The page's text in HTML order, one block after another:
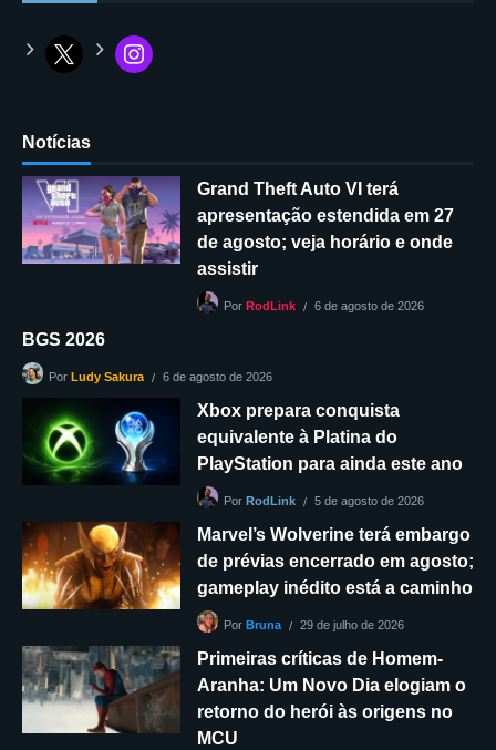
Notícias
Grand Theft Auto VI terá
apresentação estendida em 27
de agosto; veja horário e onde
assistir
Por RodLink 6 de agosto de 2026
BGS 2026
Por Ludy Sakura 6 de agosto de 2026
Xbox prepara conquista
equivalente à Platina do
PlayStation para ainda este ano
Por RodLink 5 de agosto de 2026
Marvel’s Wolverine terá embargo
de prévias encerrado em agosto;
gameplay inédito está a caminho
Por Bruna 29 de julho de 2026
Primeiras críticas de Homem-
Aranha: Um Novo Dia elogiam o
retorno do herói às origens no
MCU